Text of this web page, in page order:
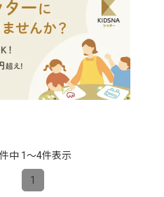
中 1〜4件表示
1